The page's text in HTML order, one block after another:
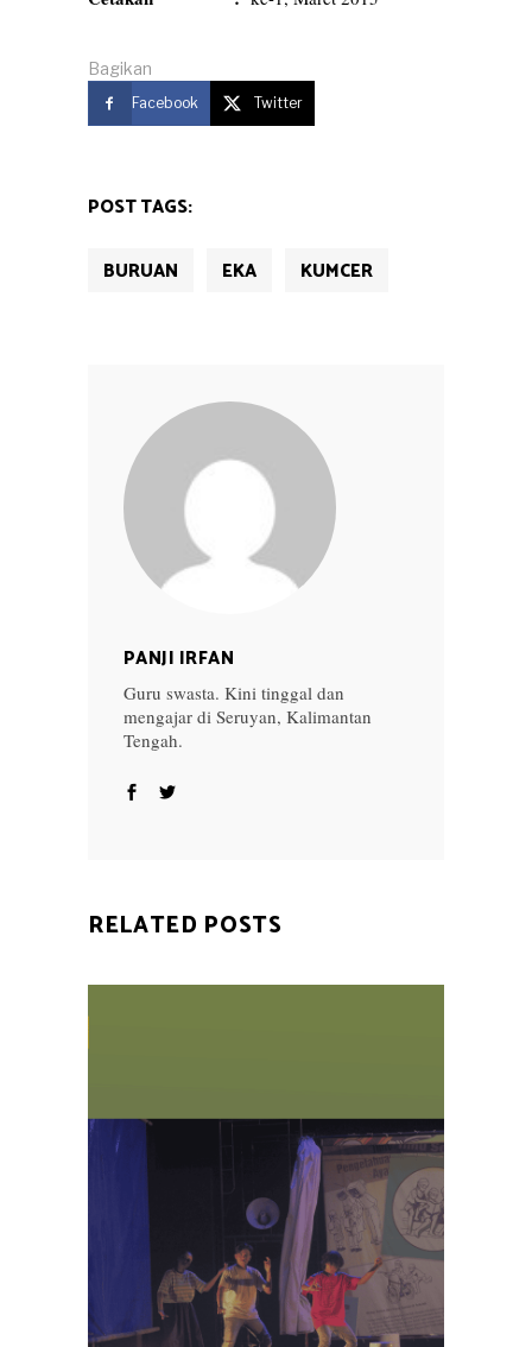
Bagikan
Facebook Twitter
POST TAGS:
BURUAN EKA KUMCER
PANJI IRFAN
Guru swasta. Kini tinggal dan
mengajar di Seruyan, Kalimantan
Tengah.
RELATED POSTS